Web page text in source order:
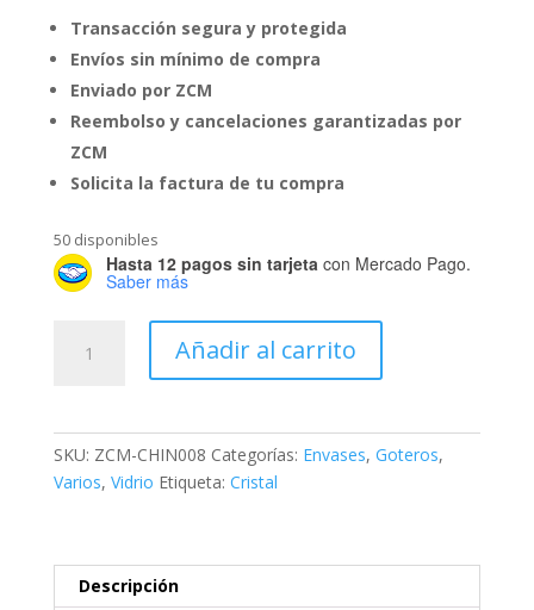
Transacción segura y protegida
Envíos sin mínimo de compra
Enviado por ZCM
Reembolso y cancelaciones garantizadas por
ZCM
Solicita la factura de tu compra
50 disponibles
Hasta 12 pagos sin tarjeta con Mercado Pago.
Saber más
Añadir al carrito
SKU: ZCM-CHIN008 Categorías: Envases, Goteros,
Varios, Vidrio Etiqueta: Cristal
Descripción